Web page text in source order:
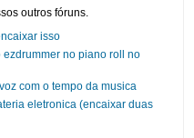
outros fóruns.
isso
no piano roll no
com o tempo da musica
eletronica (encaixar duas